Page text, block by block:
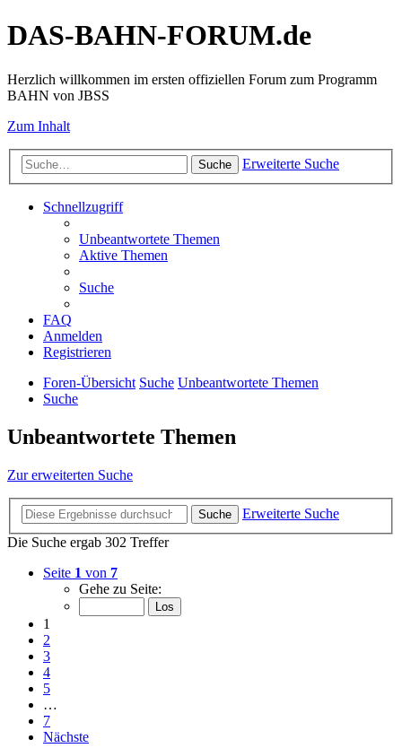
DAS-BAHN-FORUM.de
Herzlich willkommen im ersten offiziellen Forum zum Programm
BAHN von JBSS
Zum Inhalt
Suche Erweiterte Suche
Schnellzugriff
Unbeantwortete Themen
Aktive Themen
Suche
FAQ
Anmelden
Registrieren
Foren-Übersicht Suche Unbeantwortete Themen
Suche
Unbeantwortete Themen
Zur erweiterten Suche
Suche
Erweiterte Suche
Die Suche ergab 302 Treffer
Seite 1 von 7
Gehe zu Seite:
1
2
3
4
5
…
7
Nächste